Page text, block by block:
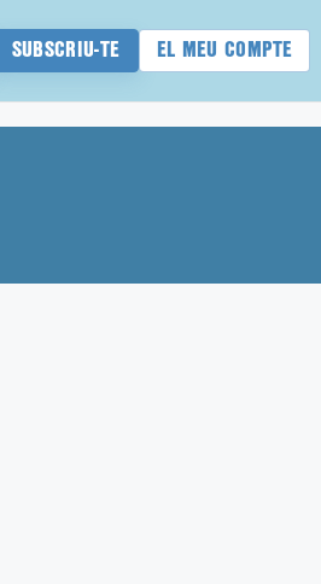
SUBSCRIU-TE EL MEU COMPTE